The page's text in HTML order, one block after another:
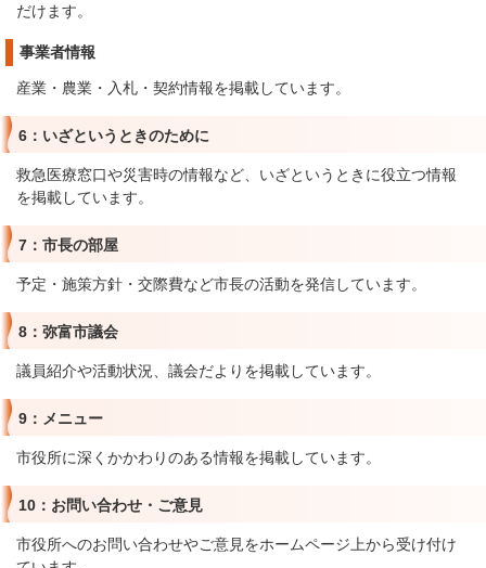
だけます。
事業者情報
産業・農業・入札・契約情報を掲載しています。
6：いざというときのために
救急医療窓口や災害時の情報など、いざというときに役立つ情報
を掲載しています。
7：市長の部屋
予定・施策方針・交際費など市長の活動を発信しています。
8：弥富市議会
議員紹介や活動状況、議会だよりを掲載しています。
9：メニュー
市役所に深くかかわりのある情報を掲載しています。
10：お問い合わせ・ご意見
市役所へのお問い合わせやご意見をホームページ上から受け付け